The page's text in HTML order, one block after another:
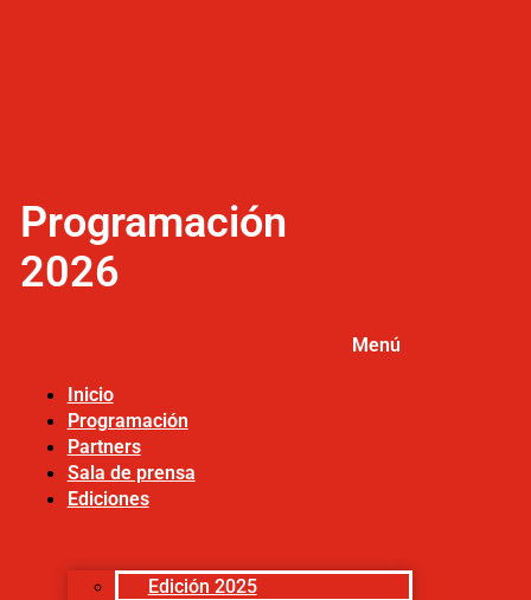
Programación
2026
Menú
Inicio
Programación
Partners
Sala de prensa
Ediciones
Edición 2025